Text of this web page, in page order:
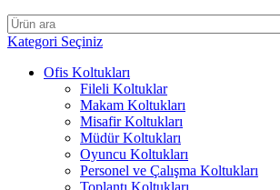
Kategori Seçiniz
Ofis Koltukları
Fileli Koltuklar
Makam Koltukları
Misafir Koltukları
Müdür Koltukları
Oyuncu Koltukları
Personel ve Çalışma Koltukları
Toplantı Koltukları